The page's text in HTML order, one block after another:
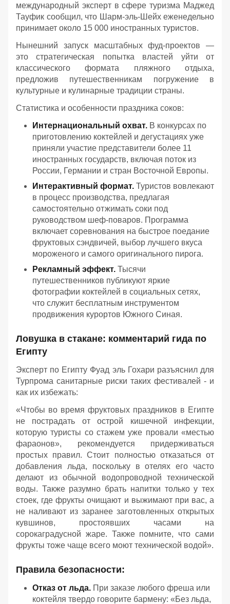
международный эксперт в сфере туризма Маджед
Тауфик сообщил, что Шарм-эль-Шейх еженедельно
принимает около 15 000 иностранных туристов.
Нынешний запуск масштабных фуд-проектов —
это стратегическая попытка властей уйти от
классического формата пляжного отдыха,
предложив путешественникам погружение в
культурные и кулинарные традиции страны.
Статистика и особенности праздника соков:
Интернациональный охват. В конкурсах по
приготовлению коктейлей и дегустациях уже
приняли участие представители более 11
иностранных государств, включая поток из
России, Германии и стран Восточной Европы.
Интерактивный формат. Туристов вовлекают
в процесс производства, предлагая
самостоятельно отжимать соки под
руководством шеф-поваров. Программа
включает соревнования на быстрое поедание
фруктовых сэндвичей, выбор лучшего вкуса
мороженого и самого оригинального пирога.
Рекламный эффект. Тысячи
путешественников публикуют яркие
фотографии коктейлей в социальных сетях,
что служит бесплатным инструментом
продвижения курортов Южного Синая.
Ловушка в стакане: комментарий гида по
Египту
Эксперт по Египту Фуад эль Гохари разъяснил для
Турпрома санитарные риски таких фестивалей - и
как их избежать:
«Чтобы во время фруктовых праздников в Египте
не пострадать от острой кишечной инфекции,
которую туристы со стажем уже провали «местью
фараонов», рекомендуется придерживаться
простых правил. Стоит полностью отказаться от
добавления льда, поскольку в отелях его часто
делают из обычной водопроводной технической
воды. Также разумно брать напитки только у тех
стоек, где фрукты очищают и выжимают при вас, а
не наливают из заранее заготовленных открытых
кувшинов, простоявших часами на
сорокаградусной жаре. Также помните, что сами
фрукты тоже чаще всего моют технической водой».
Правила безопасности:
Отказ от льда. При заказе любого фреша или
коктейля твердо говорите бармену: «Без льда,